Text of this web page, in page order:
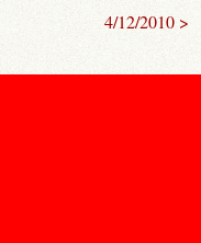
4/12/2010 >